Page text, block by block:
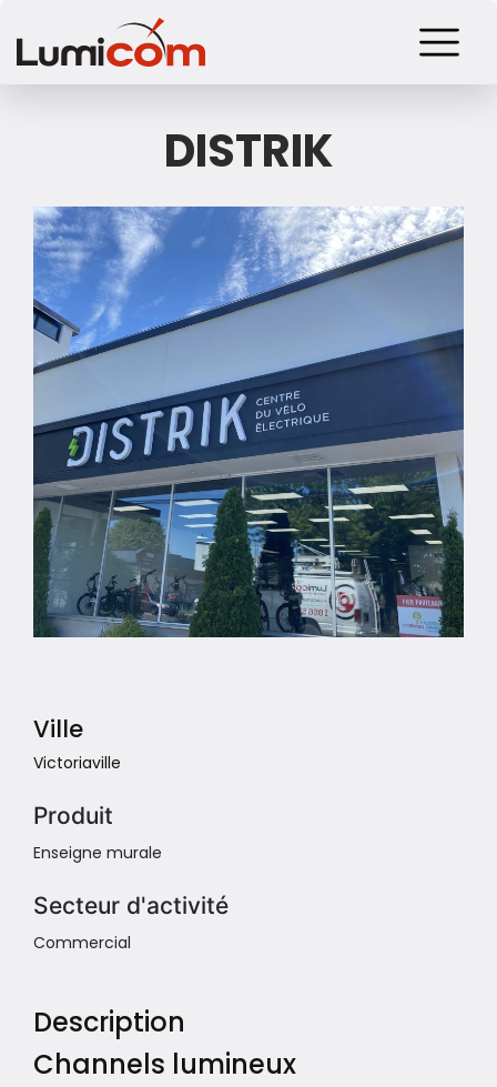
DISTRIK
Ville
Victoriaville
Produit
Enseigne murale
Secteur d'activité
Commercial
Description
Channels lumineux